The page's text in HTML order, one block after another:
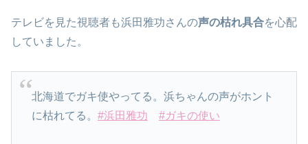
テレビを見た視聴者も浜田雅功さんの声の枯れ具合を心配
していました。
北海道でガキ使やってる。浜ちゃんの声がホント
に枯れてる。 #浜田雅功 #ガキの使い